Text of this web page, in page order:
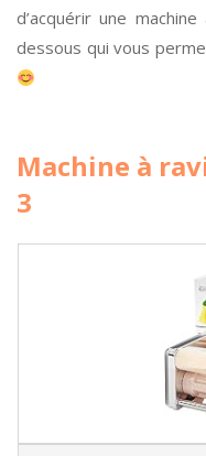
d’acquérir une
dessous qui vous
Machine à
3